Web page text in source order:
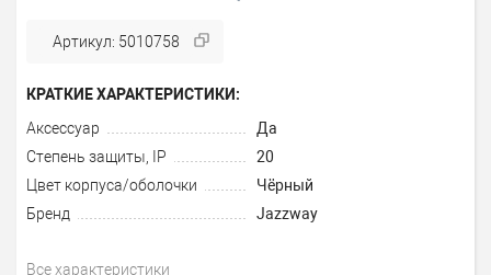
Артикул: 5010758
КРАТКИЕ ХАРАКТЕРИСТИКИ:
Аксессуар
Да
Степень защиты, IP
20
Цвет корпуса/оболочки
Чёрный
Бренд
Jazzway
Все характеристики